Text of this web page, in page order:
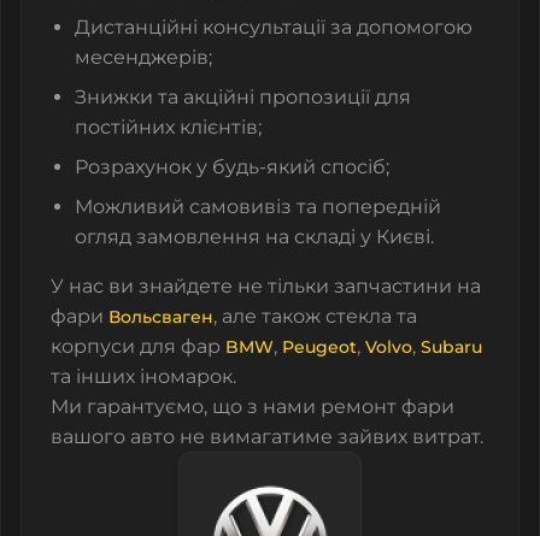
Дистанційні консультації за допомогою
месенджерів;
Знижки та акційні пропозиції для
постійних клієнтів;
Розрахунок у будь-який спосіб;
Можливий самовивіз та попередній
огляд замовлення на складі у Києві.
У нас ви знайдете не тільки запчастини на
фари Вольсваген, але також стекла та
корпуси для фар BMW, Peugeot, Volvo, Subaru
та інших іномарок.
Ми гарантуємо, що з нами ремонт фари
вашого авто не вимагатиме зайвих витрат.